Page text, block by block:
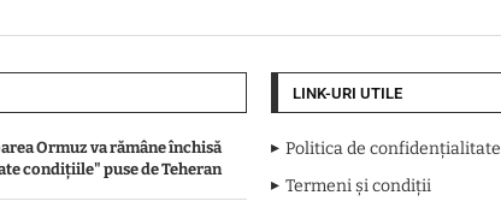
Ormuz va rămâne închisă
condiţiile" puse de Teheran
LINK-URI UTILE
Politica de confidențialitate
Termeni și condiții